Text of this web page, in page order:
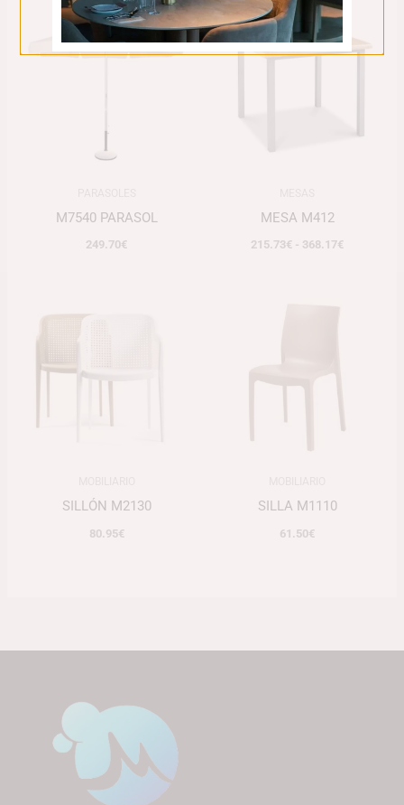
M7540 PARASOL
249.70€
MESA M412
215.73€ - 368.17€
precios:
desde
SILLÓN M2130
80.95€
SILLA M1110
61.50€